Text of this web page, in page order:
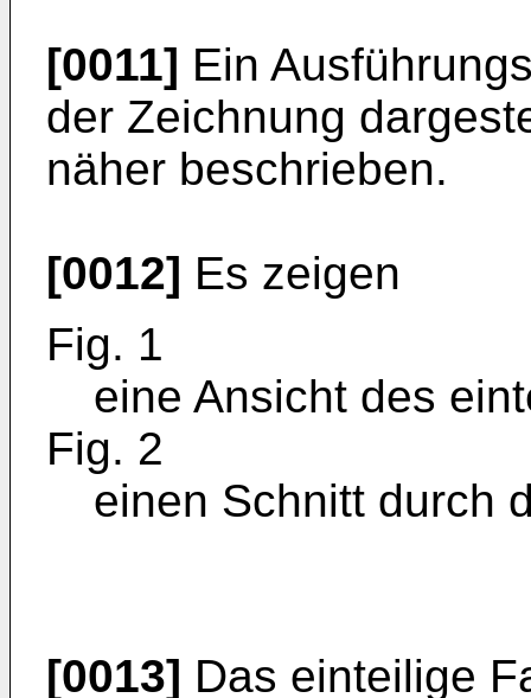
[0011] Ein
der Zeichnung
näher beschrieben.
[0012] Es zeigen
Fig. 1
eine Ansicht des
Fig. 2
einen Schnitt durch
[0013] Das einteilige